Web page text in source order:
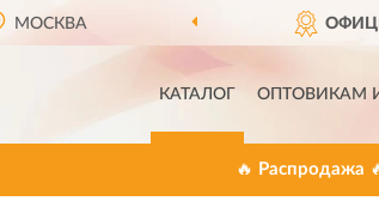
МОСКВА
КАТАЛОГ ОПТОВИКАМ
🔥 Распродажа